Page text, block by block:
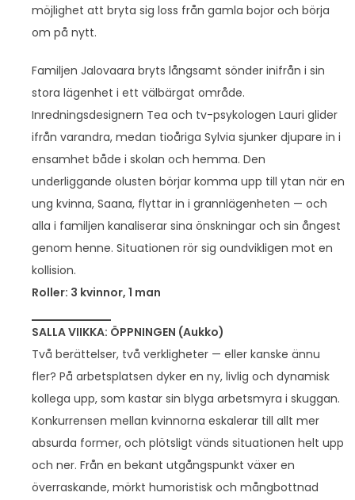
möjlighet att bryta sig loss från gamla bojor och börja
om på nytt.
Familjen Jalovaara bryts långsamt sönder inifrån i sin
stora lägenhet i ett välbärgat område.
Inredningsdesignern Tea och tv-psykologen Lauri glider
ifrån varandra, medan tioåriga Sylvia sjunker djupare in i
ensamhet både i skolan och hemma. Den
underliggande olusten börjar komma upp till ytan när en
ung kvinna, Saana, flyttar in i grannlägenheten — och
alla i familjen kanaliserar sina önskningar och sin ångest
genom henne. Situationen rör sig oundvikligen mot en
kollision.
Roller: 3 kvinnor, 1 man
SALLA VIIKKA: ÖPPNINGEN (Aukko)
Två berättelser, två verkligheter — eller kanske ännu
fler? På arbetsplatsen dyker en ny, livlig och dynamisk
kollega upp, som kastar sin blyga arbetsmyra i skuggan.
Konkurrensen mellan kvinnorna eskalerar till allt mer
absurda former, och plötsligt vänds situationen helt upp
och ner. Från en bekant utgångspunkt växer en
överraskande, mörkt humoristisk och mångbottnad